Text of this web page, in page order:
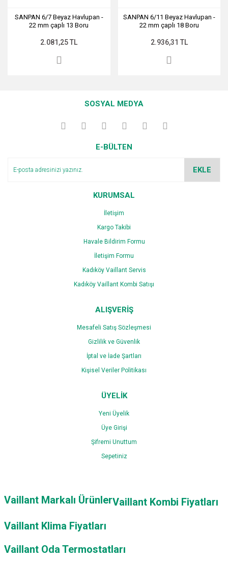
SANPAN 6/7 Beyaz Havlupan -
22 mm çaplı 13 Boru
2.081,25 TL
SANPAN 6/11 Beyaz Havlupan -
22 mm çaplı 18 Boru
2.936,31 TL
SOSYAL MEDYA
E-BÜLTEN
EKLE
KURUMSAL
İletişim
Kargo Takibi
Havale Bildirim Formu
İletişim Formu
Kadıköy Vaillant Servis
Kadıköy Vaillant Kombi Satışı
ALIŞVERİŞ
Mesafeli Satış Sözleşmesi
Gizlilik ve Güvenlik
İptal ve İade Şartları
Kişisel Veriler Politikası
ÜYELİK
Yeni Üyelik
Üye Girişi
Şifremi Unuttum
Sepetiniz
Vaillant Markalı ÜrünlerVaillant Kombi Fiyatları
Vaillant Klima Fiyatları
Vaillant Oda Termostatları